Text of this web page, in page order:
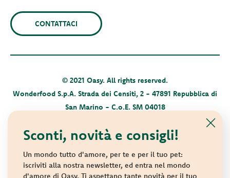
Sconti, novità e consigli!
Un mondo tutto d'amore, per te e per il tuo pet:
iscriviti alla nostra newsletter, ed entra nel mondo
d'amore di Oasy. Ti aspettano tante novità per il tuo
CONTATTACI
© 2021 Oasy. All rights reserved.
Wonderfood S.p.A. Strada dei Censiti, 2 - 47891 Repubblica di
San Marino - C.o.E. SM 04018